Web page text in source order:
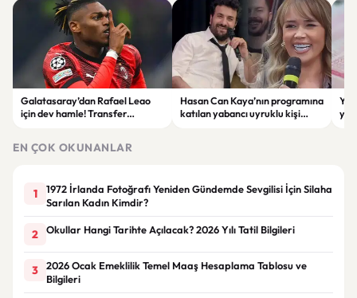
Galatasaray’dan Rafael Leao
için dev hamle! Transfer
Hasan Can Kaya’nın programına
katılan yabancı uyruklu kişi
EN ÇOK OKUNANLAR
1
1972 İrlanda Fotoğrafı Yeniden Gündemde Sevgilisi İçin Silaha
Sarılan Kadın Kimdir?
2 Okullar Hangi Tarihte Açılacak? 2026 Yılı Tatil Bilgileri
3
2026 Ocak Emeklilik Temel Maaş Hesaplama Tablosu ve
Bilgileri